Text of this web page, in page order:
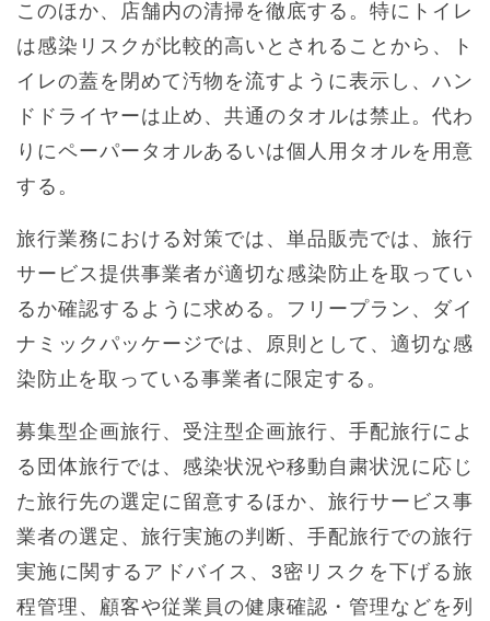
このほか、店舗内の清掃を徹底する。特にトイレ
は感染リスクが比較的高いとされることから、ト
イレの蓋を閉めて汚物を流すように表示し、ハン
ドドライヤーは止め、共通のタオルは禁止。代わ
りにペーパータオルあるいは個人用タオルを用意
する。
旅行業務における対策では、単品販売では、旅行
サービス提供事業者が適切な感染防止を取ってい
るか確認するように求める。フリープラン、ダイ
ナミックパッケージでは、原則として、適切な感
染防止を取っている事業者に限定する。
募集型企画旅行、受注型企画旅行、手配旅行によ
る団体旅行では、感染状況や移動自粛状況に応じ
た旅行先の選定に留意するほか、旅行サービス事
業者の選定、旅行実施の判断、手配旅行での旅行
実施に関するアドバイス、3密リスクを下げる旅
程管理、顧客や従業員の健康確認・管理などを列